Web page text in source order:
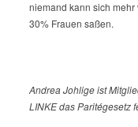
niemand kann sich
30% Frauen saßen.
Andrea Johlige ist
LINKE das Paritégesetz